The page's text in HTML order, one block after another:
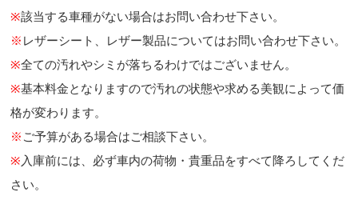
※該当する車種がない場合はお問い合わせ下さい。
※ レザーシート、レザー製品についてはお問い合わせ下さい。
※全ての汚れやシミが落ちるわけではございません。
※基本料金となりますので汚れの状態や求める美観によって価
格が変わります。
※ ご予算がある場合はご相談下さい。
※ 入庫前には、必ず車内の荷物・貴重品をすべて降ろしてくだ
さい。